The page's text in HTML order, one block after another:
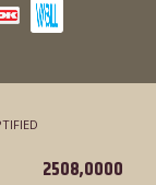
2508,0000